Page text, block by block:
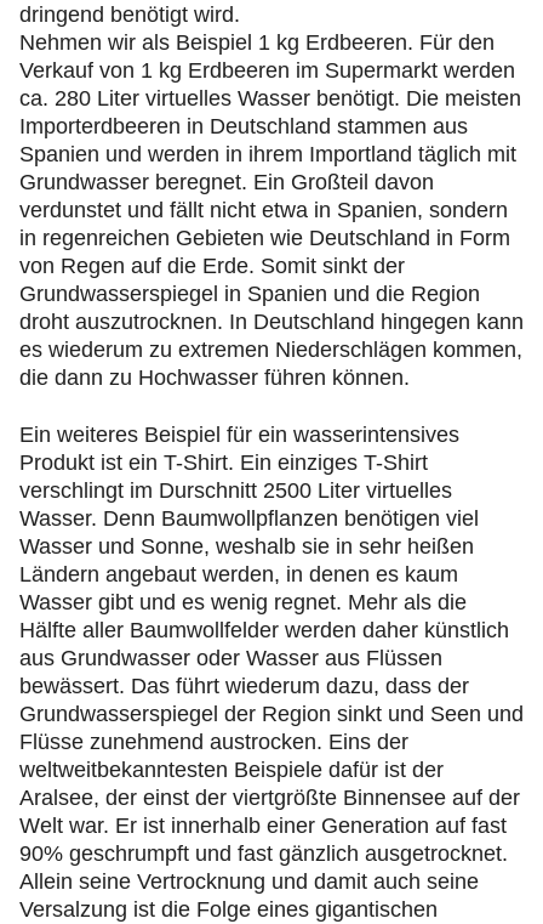
dringend benötigt wird.
Nehmen wir als Beispiel 1 kg Erdbeeren. Für den
Verkauf von 1 kg Erdbeeren im Supermarkt werden
ca. 280 Liter virtuelles Wasser benötigt. Die meisten
Importerdbeeren in Deutschland stammen aus
Spanien und werden in ihrem Importland täglich mit
Grundwasser beregnet. Ein Großteil davon
verdunstet und fällt nicht etwa in Spanien, sondern
in regenreichen Gebieten wie Deutschland in Form
von Regen auf die Erde. Somit sinkt der
Grundwasserspiegel in Spanien und die Region
droht auszutrocknen. In Deutschland hingegen kann
es wiederum zu extremen Niederschlägen kommen,
die dann zu Hochwasser führen können.
Ein weiteres Beispiel für ein wasserintensives
Produkt ist ein T-Shirt. Ein einziges T-Shirt
verschlingt im Durschnitt 2500 Liter virtuelles
Wasser. Denn Baumwollpflanzen benötigen viel
Wasser und Sonne, weshalb sie in sehr heißen
Ländern angebaut werden, in denen es kaum
Wasser gibt und es wenig regnet. Mehr als die
Hälfte aller Baumwollfelder werden daher künstlich
aus Grundwasser oder Wasser aus Flüssen
bewässert. Das führt wiederum dazu, dass der
Grundwasserspiegel der Region sinkt und Seen und
Flüsse zunehmend austrocken. Eins der
weltweitbekanntesten Beispiele dafür ist der
Aralsee, der einst der viertgrößte Binnensee auf der
Welt war. Er ist innerhalb einer Generation auf fast
90% geschrumpft und fast gänzlich ausgetrocknet.
Allein seine Vertrocknung und damit auch seine
Versalzung ist die Folge eines gigantischen